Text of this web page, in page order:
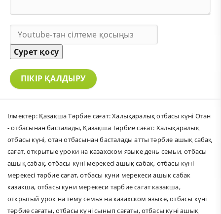
Сурет қосу
ПІКІР ҚАЛДЫРУ
Ілмектер: Қазақша Тәрбие сағат: Халықаралық отбасы күні Отан
- отбасынан басталады, Қазақша Тәрбие сағат: Халықаралық
отбасы күні, отан отбасынан басталады атты тәрбие ашық сабақ
сағат,открытые уроки на казахском языке день семьи,отбасы
ашық сабақ,отбасы күні мерекесі ашық сабақ, отбасы күні
мерекесі тәрбие сағат,отбасы куни мерекеси ашык сабак
казакша, отбасы куни мерекеси тарбие сагат казакша,
открытый урок на тему семья на казахском языке,отбасы күні
тәрбие сағаты,отбасы күні сынып сағаты,отбасы күні ашық